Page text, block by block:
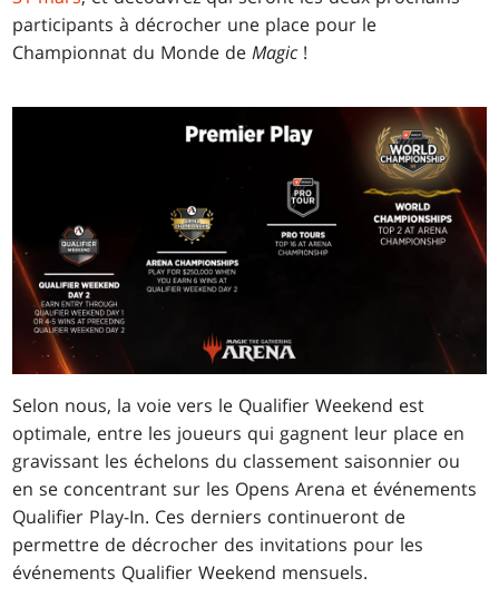
participants à décrocher une place pour le
Championnat du Monde deMagic !
Selon nous, la voie vers le Qualifier Weekend est
optimale, entre les joueurs qui gagnent leur place en
gravissant les échelons du classement saisonnier ou
en se concentrant sur les Opens Arena et événements
Qualifier Play-In. Ces derniers continueront de
permettre de décrocher des invitations pour les
événements Qualifier Weekend mensuels.